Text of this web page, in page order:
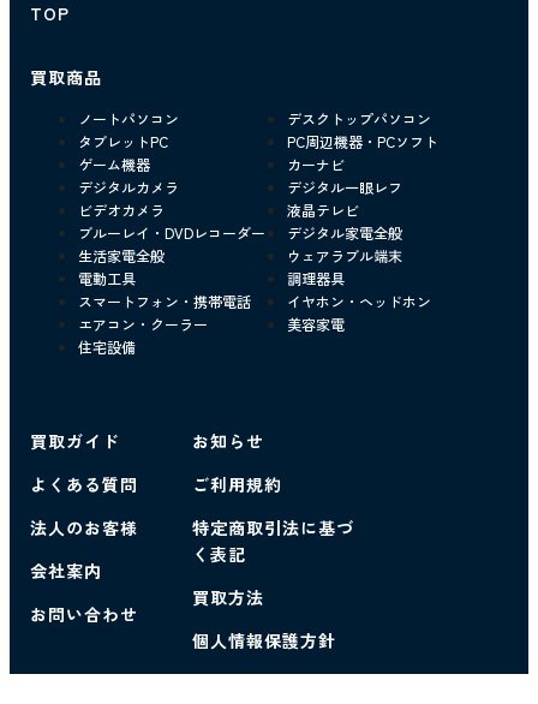
TOP
買取商品
ノートパソコン
デスクトップパソコン
タブレットPC
PC周辺機器・PCソフト
ゲーム機器
カーナビ
デジタルカメラ
デジタル一眼レフ
ビデオカメラ
液晶テレビ
ブルーレイ・DVDレコーダー
デジタル家電全般
生活家電全般
ウェアラブル端末
電動工具
調理器具
スマートフォン・携帯電話
イヤホン・ヘッドホン
エアコン・クーラー
美容家電
住宅設備
買取ガイド
よくある質問
法人のお客様
会社案内
お問い合わせ
お知らせ
ご利用規約
特定商取引法に基づ
く表記
買取方法
個人情報保護方針